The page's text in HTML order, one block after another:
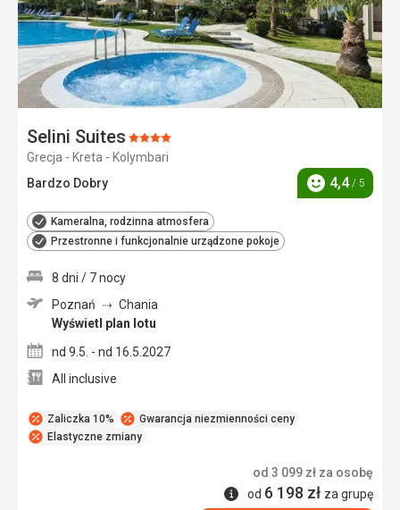
Selini Suites Ocena:
4/5
Grecja - Kreta - Kolymbari
Bardzo Dobry
Ocena
4,4/ 5
Kameralna, rodzinna atmosfera
Przestronne i funkcjonalnie urządzone pokoje
Zaliczka 10%
Gwarancja niezmienności ceny
Elastyczne zmiany
8 dni / 7 nocy
Poznań
Chania
Wyświetl plan lotu
nd 9.5. - nd 16.5.2027
All inclusive
od 3 099 zł za osobę
Informacje
od 6 198 zł za grupę